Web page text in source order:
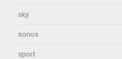
sky
sonos
sport